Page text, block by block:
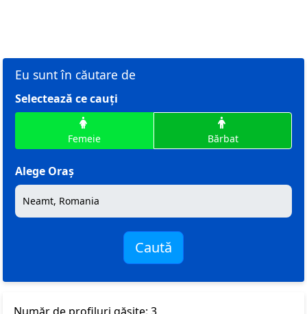
Eu sunt în căutare de
Selectează ce cauți
Femeie Bărbat
Alege Oraș
Caută
Număr de profiluri găsite: 3